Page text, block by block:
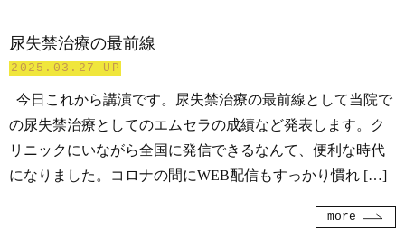
尿失禁治療の最前線
2025.03.27 UP
今日これから講演です。尿失禁治療の最前線として当院で
の尿失禁治療としてのエムセラの成績など発表します。ク
リニックにいながら全国に発信できるなんて、便利な時代
になりました。コロナの間にWEB配信もすっかり慣れ […]
more